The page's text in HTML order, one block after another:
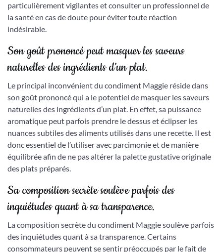
particulièrement vigilantes et consulter un professionnel de
la santé en cas de doute pour éviter toute réaction
indésirable.
Son goût prononcé peut masquer les saveurs
naturelles des ingrédients d’un plat.
Le principal inconvénient du condiment Maggie réside dans
son goût prononcé qui a le potentiel de masquer les saveurs
naturelles des ingrédients d’un plat. En effet, sa puissance
aromatique peut parfois prendre le dessus et éclipser les
nuances subtiles des aliments utilisés dans une recette. Il est
donc essentiel de l’utiliser avec parcimonie et de manière
équilibrée afin de ne pas altérer la palette gustative originale
des plats préparés.
Sa composition secrète soulève parfois des
inquiétudes quant à sa transparence.
La composition secrète du condiment Maggie soulève parfois
des inquiétudes quant à sa transparence. Certains
consommateurs peuvent se sentir préoccupés par le fait de